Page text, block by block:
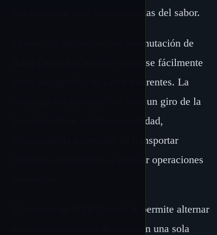
mucho mejor para los entusiastas del sabor.
El sencillo mecanismo de conmutación de
Bang Legend le permite moverse fácilmente
entre seis perfiles de sabor diferentes. La
conmutación perfecta con solo un giro de la
boquilla ofrece multifuncionalidad,
eliminando la necesidad de transportar
múltiples dispositivos o realizar operaciones
El sistema de UZY Crystal le permite alternar
entre cuatro sabores distintos en una sola